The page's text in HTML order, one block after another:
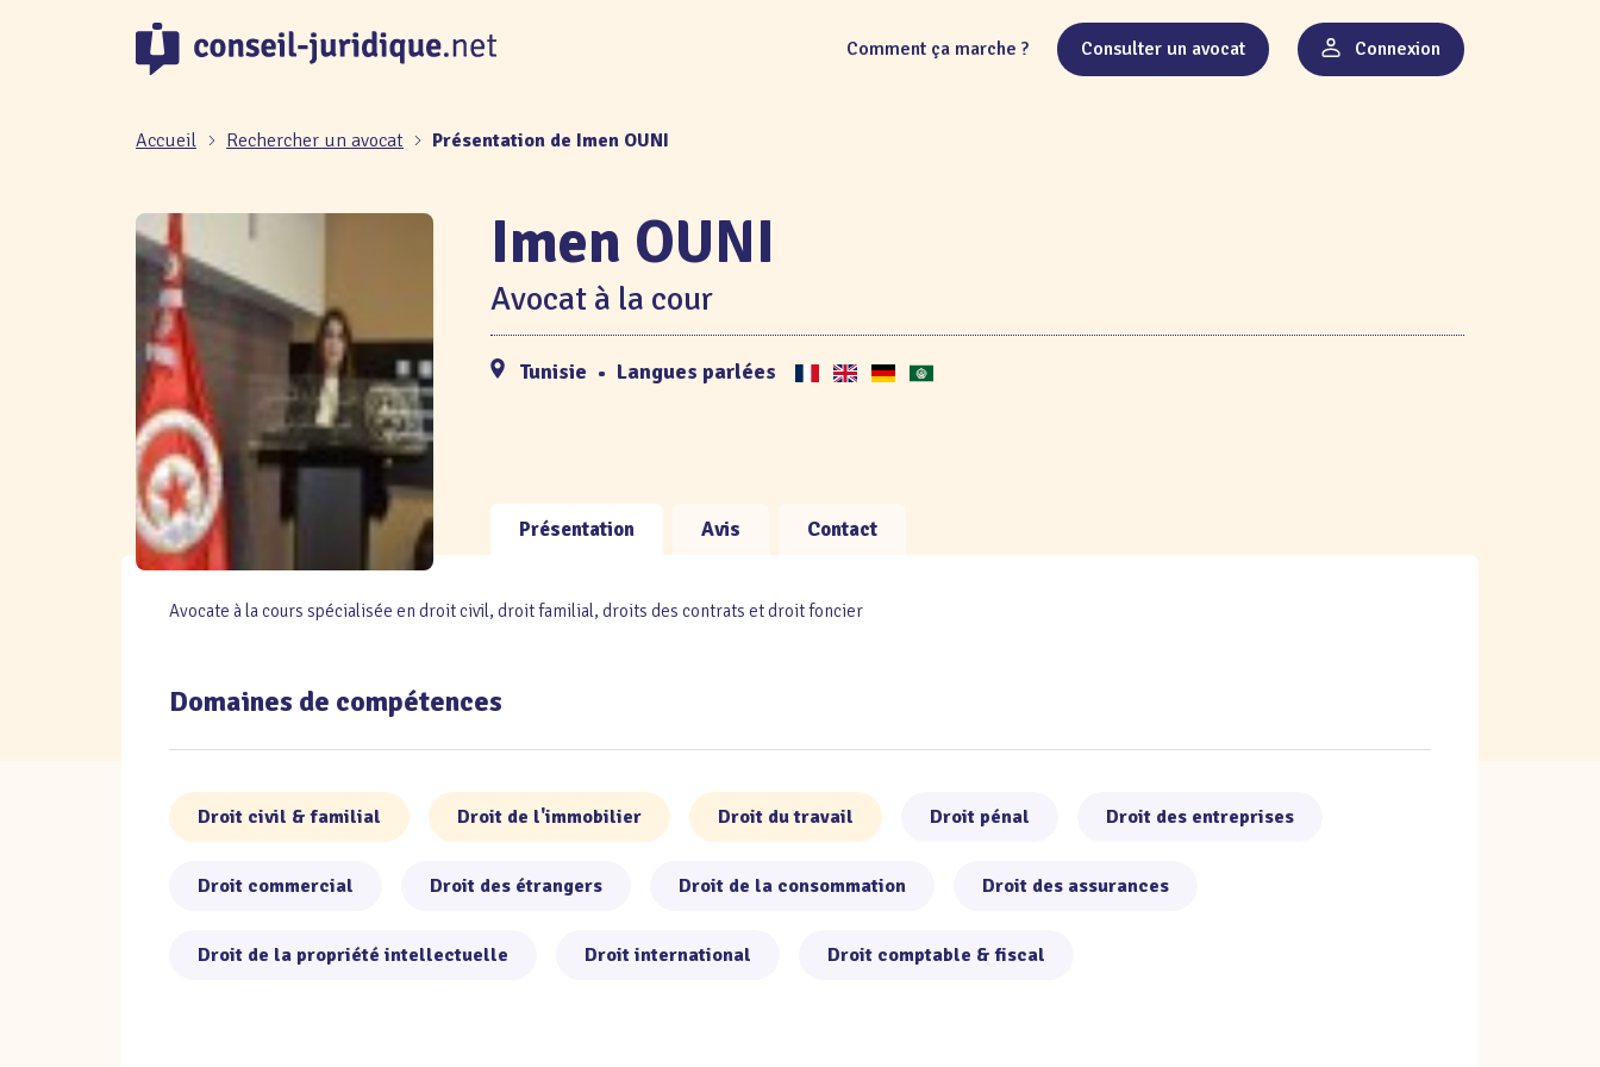
Comment ça marche ? Consulter un avocat Connexion
Accueil Rechercher un avocat Présentation de Imen OUNI
Imen OUNI
Avocat à la cour
Tunisie • Langues parlées
Présentation Avis Contact
Avocate à la cours spécialisée en droit civil, droit familial, droits des contrats et droit foncier
Domaines de compétences
Droit civil & familial Droit de l'immobilier Droit du travail Droit pénal Droit des entreprises
Droit commercial Droit des étrangers Droit de la consommation Droit des assurances
Droit de la propriété intellectuelle Droit international Droit comptable & fiscal